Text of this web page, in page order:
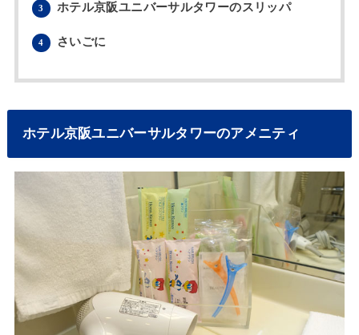
3 ホテル京阪ユニバーサルタワーのスリッパ
4 さいごに
ホテル京阪ユニバーサルタワーのアメニティ